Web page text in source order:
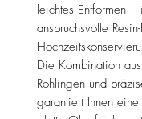
leichtes Entformen
anspruchsvolle
Die Kombination
Rohlingen und
garantiert Ihnen